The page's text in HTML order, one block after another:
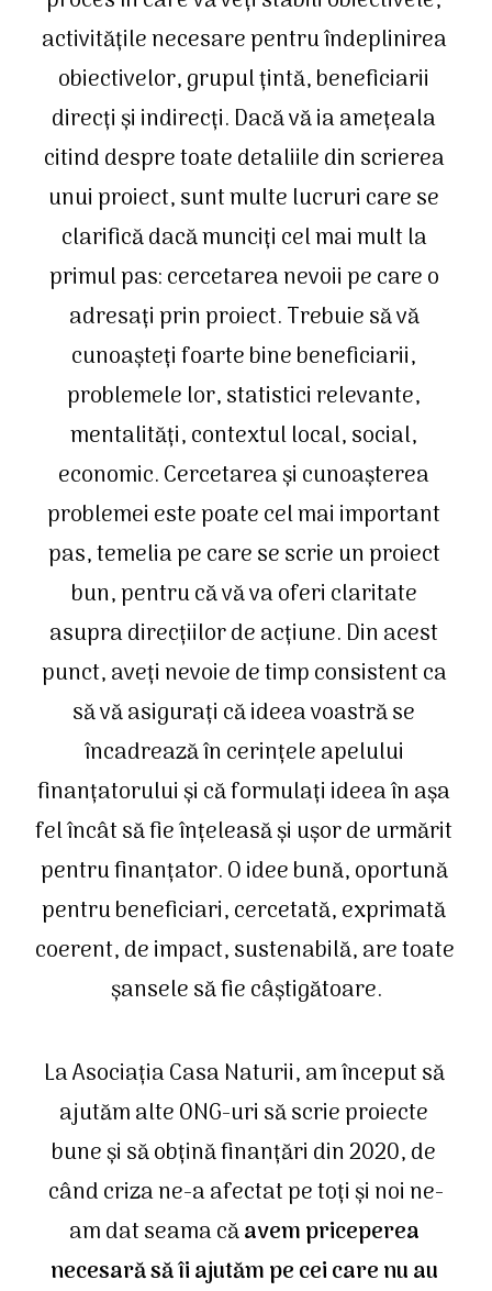
activitățile necesare pentru îndeplinirea
obiectivelor, grupul țintă, beneficiarii
direcți și indirecți. Dacă vă ia amețeala
citind despre toate detaliile din scrierea
unui proiect, sunt multe lucruri care se
clarifică dacă munciți cel mai mult la
primul pas: cercetarea nevoii pe care o
adresați prin proiect. Trebuie să vă
cunoașteți foarte bine beneficiarii,
problemele lor, statistici relevante,
mentalități, contextul local, social,
economic. Cercetarea și cunoașterea
problemei este poate cel mai important
pas, temelia pe care se scrie un proiect
bun, pentru că vă va oferi claritate
asupra direcțiilor de acțiune. Din acest
punct, aveți nevoie de timp consistent ca
să vă asigurați că ideea voastră se
încadrează în cerințele apelului
finanțatorului și că formulați ideea în așa
fel încât să fie înțeleasă și ușor de urmărit
pentru finanțator. O idee bună, oportună
pentru beneficiari, cercetată, exprimată
coerent, de impact, sustenabilă, are toate
șansele să fie câștigătoare.
La Asociația Casa Naturii, am început să
ajutăm alte ONG-uri să scrie proiecte
bune și să obțină finanțări din 2020, de
când criza ne-a afectat pe toți și noi ne-
am dat seama că avem priceperea
necesară să îi ajutăm pe cei care nu au